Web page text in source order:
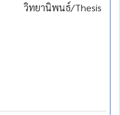
วิทยานิพนธ์/Thesis